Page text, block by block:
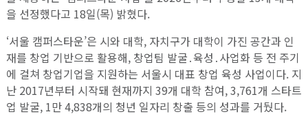
을 선정했다고 18일(목) 밝혔다.
‘서울 캠퍼스타운’은 시와 대학, 자치구가 대학이 가진 공간과 인
재를 창업 기반으로 활용해, 창업팀 발굴․육성․사업화 등 전 주기
에 걸쳐 창업기업을 지원하는 서울시 대표 창업 육성 사업이다. 지
난 2017년부터 시작돼 현재까지 39개 대학 참여, 3,761개 스타트
업 발굴, 1만 4,838개의 청년 일자리 창출 등의 성과를 거뒀다.